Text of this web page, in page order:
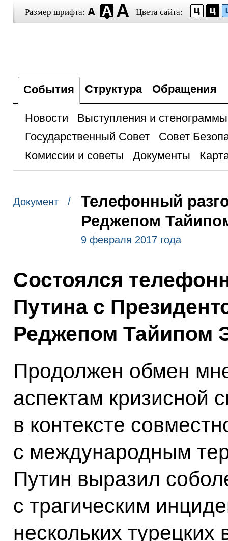
Размер шрифта: Цвета сайта:
События Структура Обращения
Новости
Выступления и стенограммы
Государственный Совет
Совет
Комиссии и советы
Документы
Документ /
Телефонный
Реджепом
9 февраля 2017 года
Состоялся
Путина с
Реджепом Тайипом
Продолжен обмен
аспектам кризисной
в контексте
с международным
Путин выразил
с трагическим
нескольких